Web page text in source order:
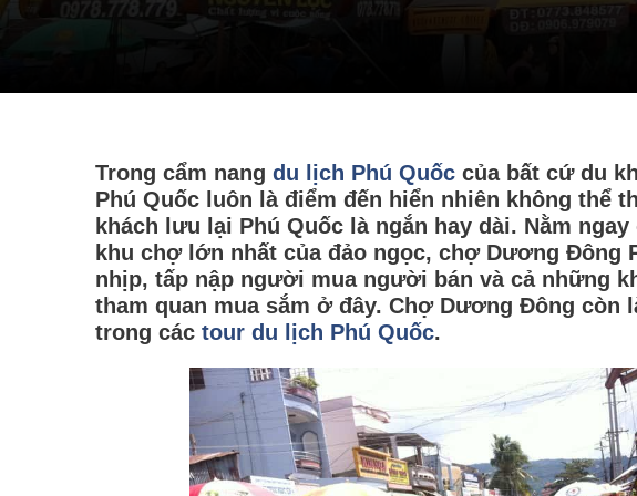
Trong cẩm nang du lịch Phú Quốc của bất cứ du
Phú Quốc luôn là điểm đến hiển nhiên không thể
khách lưu lại Phú Quốc là ngắn hay dài. Nằm
khu chợ lớn nhất của đảo ngọc, chợ Dương Đông
nhịp, tấp nập người mua người bán và cả những
tham quan mua sắm ở đây. Chợ Dương Đông còn
trong các tour du lịch Phú Quốc.